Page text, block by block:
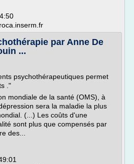
par Anne De
...
psychothérapeutiques permet
."
mondiale de la santé (OMS), à
sera la maladie la plus
(...) Les coûts d'une
sont plus que compensés par
des...